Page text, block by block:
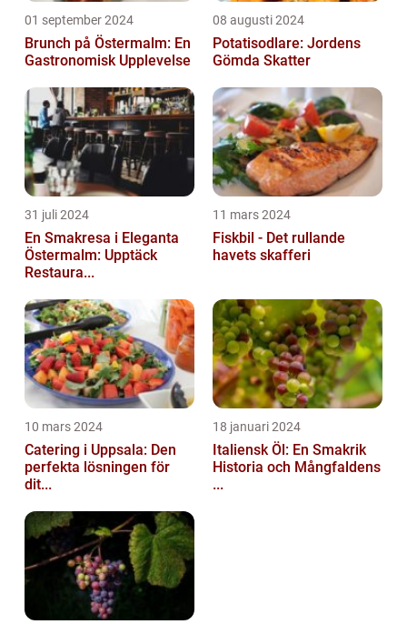
01 september 2024
Brunch på Östermalm: En
Gastronomisk Upplevelse
08 augusti 2024
Potatisodlare: Jordens
Gömda Skatter
31 juli 2024
En Smakresa i Eleganta
Östermalm: Upptäck
Restaura...
11 mars 2024
Fiskbil - Det rullande
havets skafferi
10 mars 2024
Catering i Uppsala: Den
perfekta lösningen för
dit...
18 januari 2024
Italiensk Öl: En Smakrik
Historia och Mångfaldens
...